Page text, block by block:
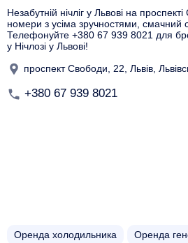
Незабутній нічліг у Львові на
номери з усіма зручностями, смачний
Телефонуйте +380 67 939 8021 для
у Нічлозі у Львові!
проспект Свободи, 22, Львів,
+380 67 939 8021
Оренда холодильника Оренда